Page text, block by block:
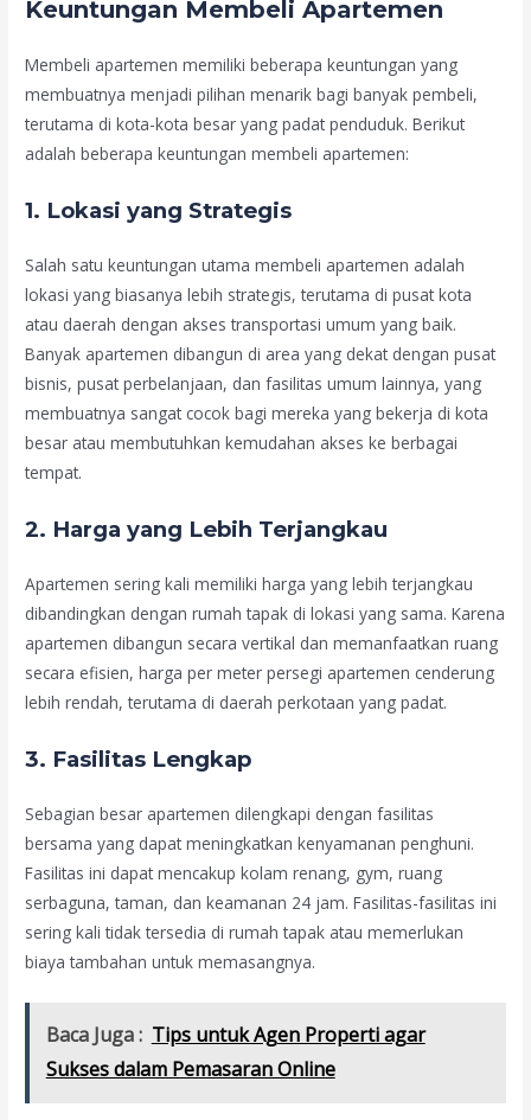
Keuntungan Membeli Apartemen
Membeli apartemen memiliki beberapa keuntungan yang
membuatnya menjadi pilihan menarik bagi banyak pembeli,
terutama di kota-kota besar yang padat penduduk. Berikut
adalah beberapa keuntungan membeli apartemen:
1. Lokasi yang Strategis
Salah satu keuntungan utama membeli apartemen adalah
lokasi yang biasanya lebih strategis, terutama di pusat kota
atau daerah dengan akses transportasi umum yang baik.
Banyak apartemen dibangun di area yang dekat dengan pusat
bisnis, pusat perbelanjaan, dan fasilitas umum lainnya, yang
membuatnya sangat cocok bagi mereka yang bekerja di kota
besar atau membutuhkan kemudahan akses ke berbagai
tempat.
2. Harga yang Lebih Terjangkau
Apartemen sering kali memiliki harga yang lebih terjangkau
dibandingkan dengan rumah tapak di lokasi yang sama. Karena
apartemen dibangun secara vertikal dan memanfaatkan ruang
secara efisien, harga per meter persegi apartemen cenderung
lebih rendah, terutama di daerah perkotaan yang padat.
3. Fasilitas Lengkap
Sebagian besar apartemen dilengkapi dengan fasilitas
bersama yang dapat meningkatkan kenyamanan penghuni.
Fasilitas ini dapat mencakup kolam renang, gym, ruang
serbaguna, taman, dan keamanan 24 jam. Fasilitas-fasilitas ini
sering kali tidak tersedia di rumah tapak atau memerlukan
biaya tambahan untuk memasangnya.
Baca Juga : Tips untuk Agen Properti agar
Sukses dalam Pemasaran Online